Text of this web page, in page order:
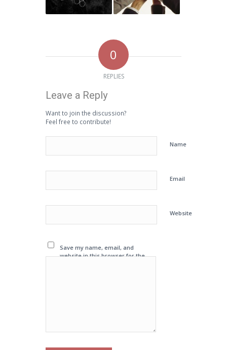
0
REPLIES
Leave a Reply
Want to join the discussion?
Feel free to contribute!
Name
Email
Website
Save my name, email, and
website in this browser for the